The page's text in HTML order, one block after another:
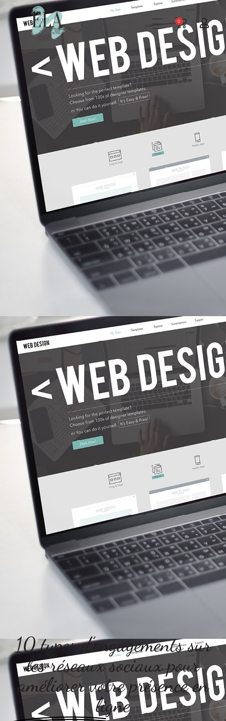
Ela Communication
Consultante stratégie business | Accompagnement à distance France
0
10 types d’engagements sur
les réseaux sociaux pour
améliorer votre présence en
ligne